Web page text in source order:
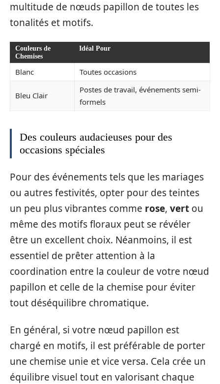
multitude de nœuds papillon de toutes les
tonalités et motifs.
Couleurs de
Chemises
Idéal Pour
Blanc Toutes occasions
Bleu Clair
Postes de travail, événements semi-
formels
Des couleurs audacieuses pour des
occasions spéciales
Pour des événements tels que les mariages
ou autres festivités, opter pour des teintes
un peu plus vibrantes comme rose, vert ou
même des motifs floraux peut se révéler
être un excellent choix. Néanmoins, il est
essentiel de prêter attention à la
coordination entre la couleur de votre nœud
papillon et celle de la chemise pour éviter
tout déséquilibre chromatique.
En général, si votre nœud papillon est
chargé en motifs, il est préférable de porter
une chemise unie et vice versa. Cela crée un
équilibre visuel tout en valorisant chaque